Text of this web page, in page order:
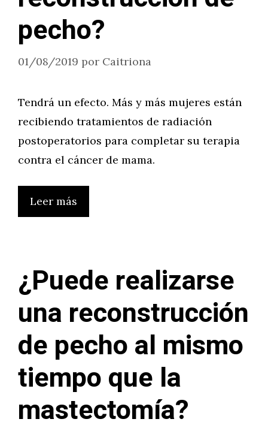
pecho?
01/08/2019 por Caitriona
Tendrá un efecto. Más y más mujeres están
recibiendo tratamientos de radiación
postoperatorios para completar su terapia
contra el cáncer de mama.
Leer más
¿Puede realizarse
una reconstrucción
de pecho al mismo
tiempo que la
mastectomía?